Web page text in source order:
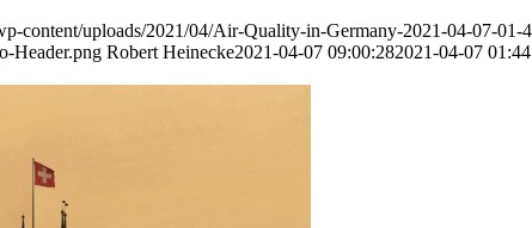
content/uploads/2021/04/Air-Quality-in-Germany-2021-04-07-01-
Header.png Robert Heinecke2021-04-07 09:00:282021-04-07